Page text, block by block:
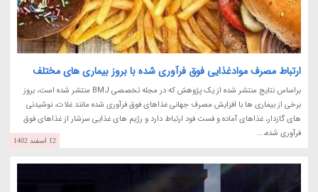
ارتباط مصرف موادغذایی فوق فرآوری شده با بروز بیماری های مختلف
براساس نتایج منتشر شده از یک پژوهش که در مجله تخصصی BMJ منتشر شده است، بروز
برخی از بیماری ها با افزایش مصرف جهانی غذاهای فوق فرآوری شده مانند غلات، نوشیدنی
های گازدار، غذاهای آماده و فست فود ارتباط دارد و رژیم های غذایی سرشار از غذاهای فوق
فرآوری شده،...
12 اسفند 1402